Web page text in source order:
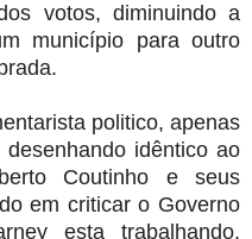
votos, diminuindo a
município para outro
politico, apenas
idêntico ao
Coutinho e seus
em criticar o Governo
esta trabalhando,